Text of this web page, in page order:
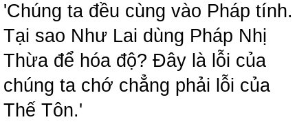
'Chúng ta đều cùng vào Pháp tính.
Tại sao Như Lai dùng Pháp Nhị
Thừa để hóa độ? Đây là lỗi của
chúng ta chớ chẳng phải lỗi của
Thế Tôn.'